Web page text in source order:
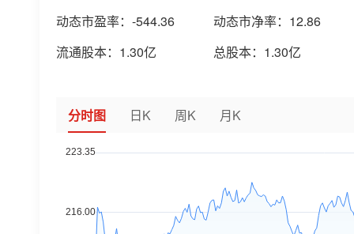
动态市盈率： -544.36 动态市净率： 12.86
流通股本： 1.30亿 总股本： 1.30亿
分时图 日K 周K 月K